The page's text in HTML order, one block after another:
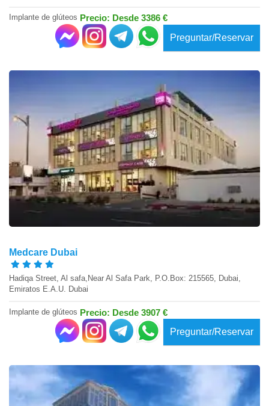
Implante de glúteos Precio: Desde 3386 €
Preguntar/Reservar
Medcare Dubai
Hadiqa Street, Al safa,Near Al Safa Park, P.O.Box: 215565, Dubai,
Emiratos E.A.U. Dubai
Implante de glúteos Precio: Desde 3907 €
Preguntar/Reservar